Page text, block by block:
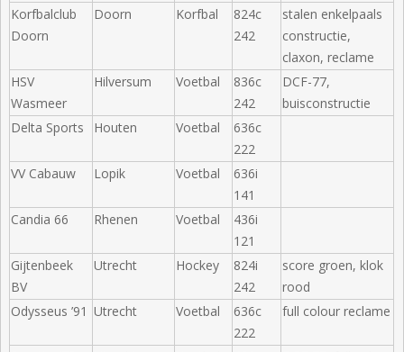
Korfbalclub
Doorn
Doorn Korfbal
824c
242
stalen enkelpaals
constructie,
claxon, reclame
HSV
Wasmeer
Hilversum Voetbal
836c
242
DCF-77,
buisconstructie
Delta Sports
Houten Voetbal
636c
222
VV Cabauw
Lopik Voetbal
636i
141
Candia 66
Rhenen Voetbal
436i
121
Gijtenbeek
BV
Utrecht Hockey
824i
242
score groen, klok
rood
Odysseus ’91 Utrecht Voetbal
636c
222
full colour reclame